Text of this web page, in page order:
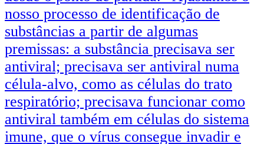
nosso processo de identificação de
substâncias a partir de algumas
premissas: a substância precisava ser
antiviral; precisava ser antiviral numa
célula-alvo, como as células do trato
respiratório; precisava funcionar como
antiviral também em células do sistema
imune, que o vírus consegue invadir e